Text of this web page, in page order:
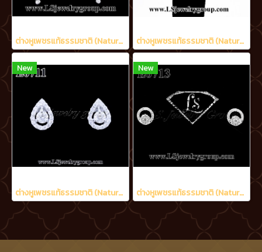
ต่างหูเพชรแท้ธรรมชาติ (Natural Diamonds) 1.20 Ct. ต่างหูเพชรแท้ธรรมชาติ (Natural Diamonds) 0.90 Ct.
New
ต่างหูเพชรแท้ธรรมชาติ (Natural Diamonds) 0.60 Ct.
New
ต่างหูเพชรแท้ธรรมชาติ (Natural Diamonds) 0.48 Ct.